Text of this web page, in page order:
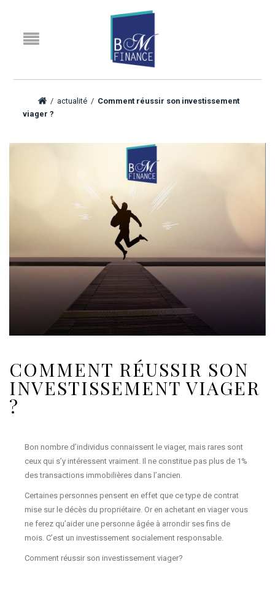
/ actualité / Comment réussir son investissement
viager ?
COMMENT RÉUSSIR SON
INVESTISSEMENT VIAGER
?
Bon nombre d’individus connaissent le viager, mais rares sont
ceux qui s’y intéressent vraiment. Il ne constitue pas plus de 1%
des transactions immobilières dans l’ancien.
Certaines personnes pensent en effet que ce type de contrat
mise sur le décès du propriétaire. Or en achetant en viager vous
ne ferez qu’aider une personne âgée à arrondir ses fins de
mois. C’est un investissement socialement responsable.
Comment réussir son investissement viager?